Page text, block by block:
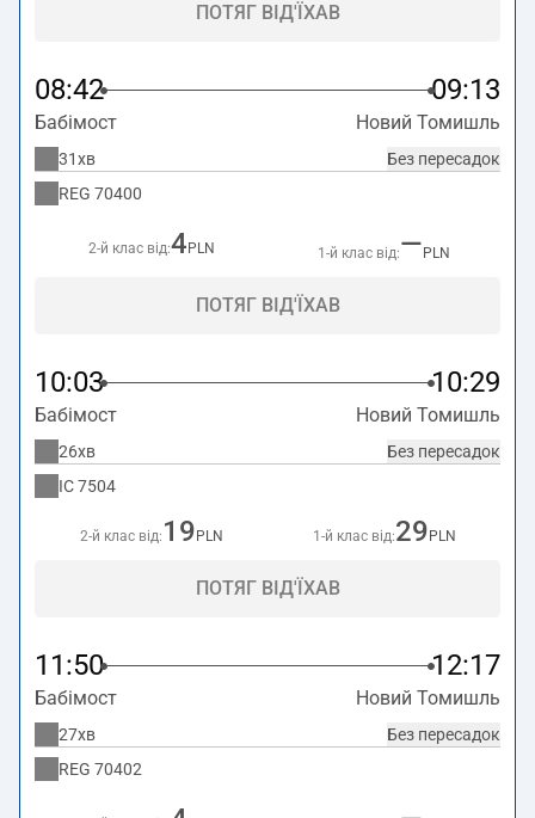
ПОТЯГ ВІД'ЇХАВ
08:42 09:13
Бабімост Новий Томишль
Без пересадок
31хв
REG 70400
2-й клас від:4 PLN 1-й клас від:— PLN
ПОТЯГ ВІД'ЇХАВ
10:03 10:29
Бабімост Новий Томишль
Без пересадок
26хв
IC7504
2-й клас від: 19 PLN 1-й клас від:29 PLN
ПОТЯГ ВІД'ЇХАВ
11:50 12:17
Бабімост Новий Томишль
Без пересадок
27хв
REG 70402